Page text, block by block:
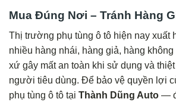
Mua Đúng Nơi – Tránh Hàng
Thị trường phụ tùng ô tô hiện nay xuất
nhiều hàng nhái, hàng giả, hàng
xứ gây mất an toàn khi sử dụng và
người tiêu dùng. Để bảo vệ quyền lợi
phụ tùng ô tô tại Thành Dũng Auto —